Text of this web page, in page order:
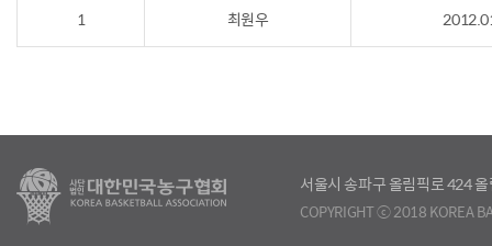
1 최원우
서울시 송파구 올림픽로 424
COPYRIGHT ⓒ 2018 KOREA